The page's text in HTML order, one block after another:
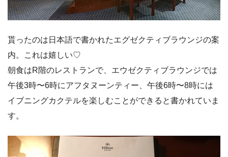
貰ったのは日本語で書かれたエグゼクティブラウンジの案
内。これは嬉しい♡
朝食はR階のレストランで、エウゼクティブラウンジでは
午後3時〜6時にアフタヌーンティー、午後6時〜8時には
イブニングカクテルを楽しむことができると書かれていま
す。